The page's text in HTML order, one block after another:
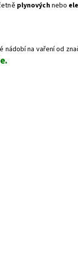
plynovýchnebo
nádobí na vaření od